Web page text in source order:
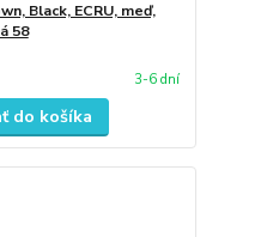
Black, ECRU, meď,
58
3-6 dní
do košíka